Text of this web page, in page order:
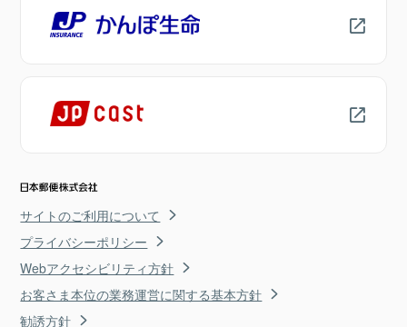
サイトのご利用について
プライバシーポリシー
Webアクセシビリティ方針
お客さま本位の業務運営に関する基本方針
勧誘方針